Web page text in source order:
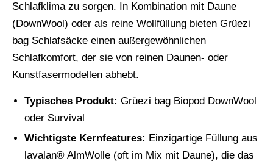
Schlafklima zu sorgen. In Kombination mit Daune
(DownWool) oder als reine Wollfüllung bieten Grüezi
bag Schlafsäcke einen außergewöhnlichen
Schlafkomfort, der sie von reinen Daunen- oder
Kunstfasermodellen abhebt.
Typisches Produkt: Grüezi bag Biopod DownWool
oder Survival
Wichtigste Kernfeatures: Einzigartige Füllung aus
lavalan® AlmWolle (oft im Mix mit Daune), die das